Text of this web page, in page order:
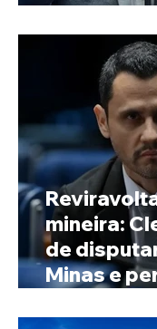
mineira:
de
Minas e